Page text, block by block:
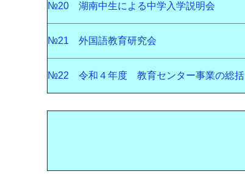
№20 湖南中生による中学入学説明会
№21 外国語教育研究会
№22 令和４年度 教育センター事業の総括